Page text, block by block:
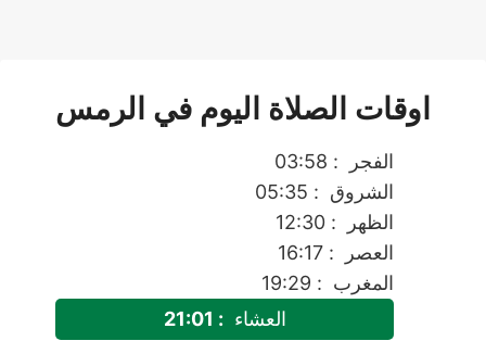
اوقات الصلاة اليوم في الرمس
الفجر
: 03:58
الشروق : 05:35
الظهر
: 12:30
العصر
: 16:17
المغرب : 19:29
العشاء : 21:01